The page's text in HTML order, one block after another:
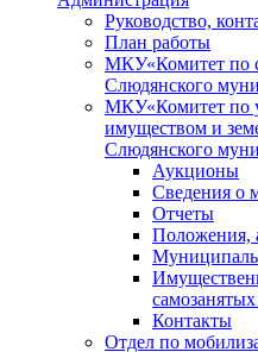
Руководство,
План работы
МКУ«Комитет по
Слюдянского
МКУ«Комитет по
имуществом и
Слюдянского
Аукционы
Сведения о
Отчеты
Положения,
Контакты
Отдел по